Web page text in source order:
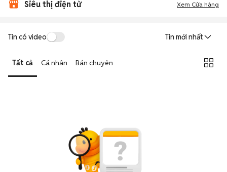
Siêu thị điện tử Xem Cửa hàng
Tin có video Tin mới nhất
Tất cả Cá nhân Bán chuyên